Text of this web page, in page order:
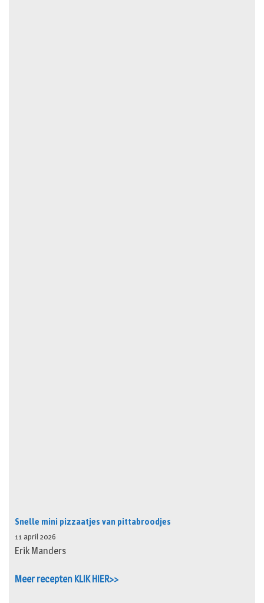
Snelle mini pizzaatjes van pittabroodjes
11 april 2026
Erik Manders
Meer recepten KLIK HIER>>